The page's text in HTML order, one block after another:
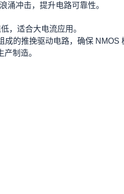
涌冲击，提升电路可靠性。
，适合大电流应用。
的推挽驱动电路，确保 NMOS
制造。